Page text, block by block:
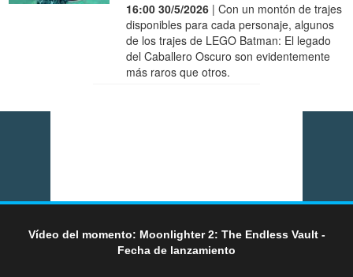
16:00 30/5/2026 | Con un montón de trajes
disponibles para cada personaje, algunos
de los trajes de LEGO Batman: El legado
del Caballero Oscuro son evidentemente
más raros que otros.
Vídeo del momento: Moonlighter 2: The Endless Vault -
Fecha de lanzamiento